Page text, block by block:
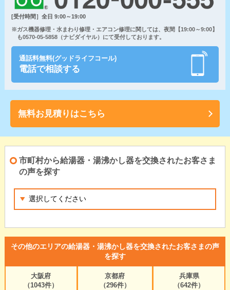
[受付時間］全日 9:00～19:00
※ガス機器修理・水まわり修理・エアコン修理に関しては、夜間【19:00～9:00】
も0570-05-5858（ナビダイヤル）にて受付しております。
通話料無料(グッドライフコール)
電話で相談する
無料お見積りはこちら
市町村から給湯器・湯沸かし器を交換されたお客さま
の声を探す
その他のエリアの給湯器・湯沸かし器を交換されたお客さまの声
を探す
大阪府
（1043件）
京都府
（296件）
兵庫県
（642件）